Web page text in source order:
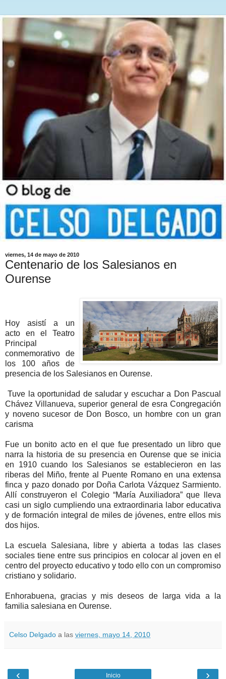
viernes, 14 de mayo de 2010
Centenario de los Salesianos en
Ourense
Hoy asistí a un
acto en el Teatro
Principal
conmemorativo de
los 100 años de
presencia de los Salesianos en Ourense.
Tuve la oportunidad de saludar y escuchar a Don Pascual
Chávez Villanueva, superior general de esra Congregación
y noveno sucesor de Don Bosco, un hombre con un gran
carisma
Fue un bonito acto en el que fue presentado un libro que
narra la historia de su presencia en Ourense que se inicia
en 1910 cuando los Salesianos se establecieron en las
riberas del Miño, frente al Puente Romano en una extensa
finca y pazo donado por Doña Carlota Vázquez Sarmiento.
Allí construyeron el Colegio “María Auxiliadora” que lleva
casi un siglo cumpliendo una extraordinaria labor educativa
y de formación integral de miles de jóvenes, entre ellos mis
dos hijos.
La escuela Salesiana, libre y abierta a todas las clases
sociales tiene entre sus principios en colocar al joven en el
centro del proyecto educativo y todo ello con un compromiso
cristiano y solidario.
Enhorabuena, gracias y mis deseos de larga vida a la
familia salesiana en Ourense.
Celso Delgado a las viernes, mayo 14, 2010
‹ ›
Inicio